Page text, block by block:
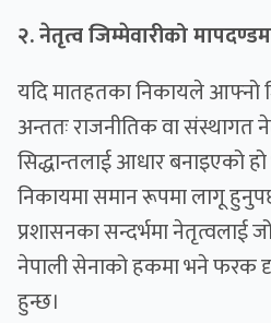
२. नेतृत्व जिम्मेवारीको
यदि मातहतका निकायले आफ्नो
अन्ततः राजनीतिक वा संस्थागत
सिद्धान्तलाई आधार बनाइएको
निकायमा समान रूपमा लागू
प्रशासनका सन्दर्भमा नेतृत्वलाई
नेपाली सेनाको हकमा भने फरक
हुन्छ।